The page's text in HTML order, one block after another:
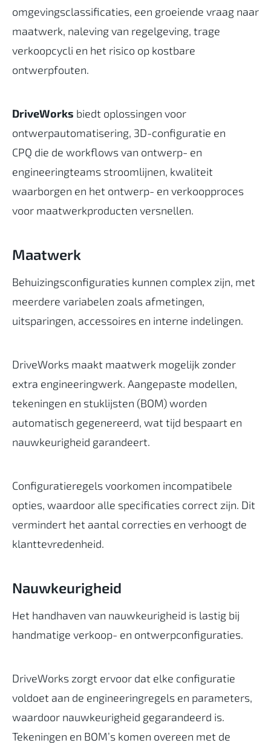
omgevingsclassificaties, een groeiende vraag naar
maatwerk, naleving van regelgeving, trage
verkoopcycli en het risico op kostbare
ontwerpfouten.
DriveWorks biedt oplossingen voor
ontwerpautomatisering, 3D-configuratie en
CPQ die de workflows van ontwerp- en
engineeringteams stroomlijnen, kwaliteit
waarborgen en het ontwerp- en verkoopproces
voor maatwerkproducten versnellen.
Maatwerk
Behuizingsconfiguraties kunnen complex zijn, met
meerdere variabelen zoals afmetingen,
uitsparingen, accessoires en interne indelingen.
DriveWorks maakt maatwerk mogelijk zonder
extra engineeringwerk. Aangepaste modellen,
tekeningen en stuklijsten (BOM) worden
automatisch gegenereerd, wat tijd bespaart en
nauwkeurigheid garandeert.
Configuratieregels voorkomen incompatibele
opties, waardoor alle specificaties correct zijn. Dit
vermindert het aantal correcties en verhoogt de
klanttevredenheid.
Nauwkeurigheid
Het handhaven van nauwkeurigheid is lastig bij
handmatige verkoop- en ontwerpconfiguraties.
DriveWorks zorgt ervoor dat elke configuratie
voldoet aan de engineeringregels en parameters,
waardoor nauwkeurigheid gegarandeerd is.
Tekeningen en BOM’s komen overeen met de